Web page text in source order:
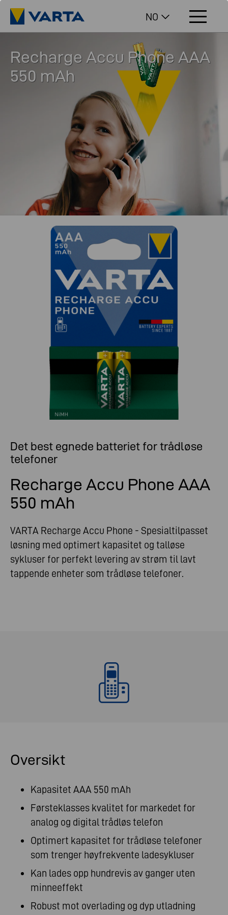
NO
Recharge Accu Phone AAA
550 mAh
Det best egnede batteriet for trådløse
telefoner
Recharge Accu Phone AAA
550 mAh
VARTA Recharge Accu Phone - Spesialtilpasset
løsning med optimert kapasitet og talløse
sykluser for perfekt levering av strøm til lavt
tappende enheter som trådløse telefoner.
Oversikt
Kapasitet AAA 550 mAh
Førsteklasses kvalitet for markedet for
analog og digital trådløs telefon
Optimert kapasitet for trådløse telefoner
som trenger høyfrekvente ladesykluser
Kan lades opp hundrevis av ganger uten
minneeffekt
Robust mot overlading og dyp utladning